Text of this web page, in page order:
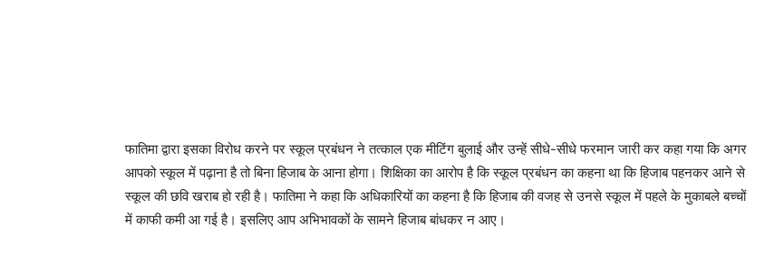
फातिमा द्वारा इसका विरोध करने पर स्कूल प्रबंधन ने तत्काल एक मीटिंग बुलाई और उन्हें सीधे-सीधे फरमान जारी कर कहा गया कि अगर
आपको स्कूल में पढ़ाना है तो बिना हिजाब के आना होगा। शिक्षिका का आरोप है कि स्कूल प्रबंधन का कहना था कि हिजाब पहनकर आने से
स्कूल की छवि खराब हो रही है। फातिमा ने कहा कि अधिकारियों का कहना है कि हिजाब की वजह से उनसे स्कूल में पहले के मुकाबले बच्चों
में काफी कमी आ गई है। इसलिए आप अभिभावकों के सामने हिजाब बांधकर न आए।